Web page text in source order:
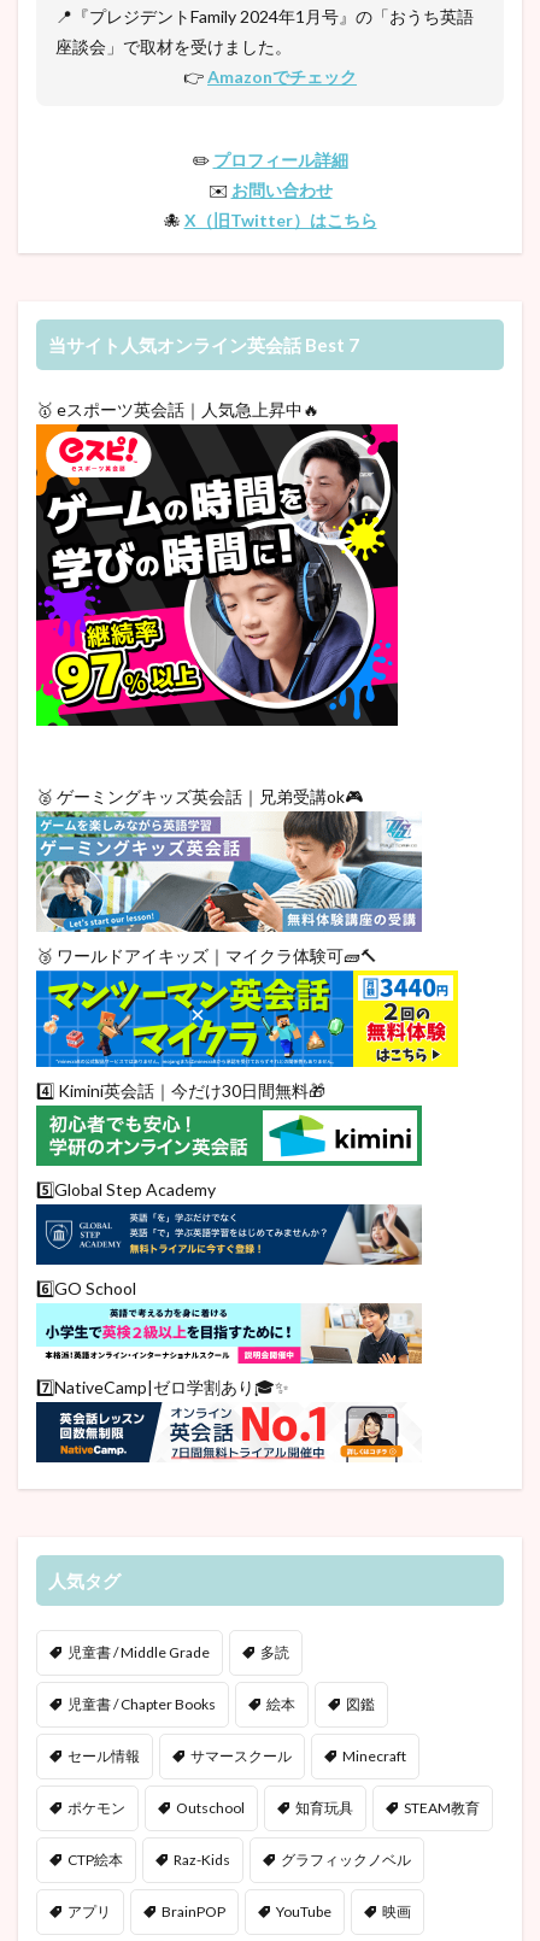
📍『プレジデントFamily 2024年1月号』の「おうち英語
座談会」で取材を受けました。
👉Amazonでチェック
✏️ プロフィール詳細
✉️ お問い合わせ
🐙 X（旧Twitter）はこちら
当サイト人気オンライン英会話 Best 7
🥇 eスポーツ英会話｜人気急上昇中🔥
🥈 ゲーミングキッズ英会話｜兄弟受講ok🎮
🥉 ワールドアイキッズ｜マイクラ体験可🧱🔨
4️⃣ Kimini英会話｜今だけ30日間無料🎁
5️⃣Global Step Academy
6️⃣GO School
7️⃣NativeCamp|ゼロ学割あり🎓✨
人気タグ
児童書 / Middle Grade 多読
児童書 / Chapter Books 絵本 図鑑
セール情報 サマースクール Minecraft
ポケモン Outschool 知育玩具 STEAM教育
CTP絵本 Raz-Kids グラフィックノベル
アプリ BrainPOP YouTube 映画